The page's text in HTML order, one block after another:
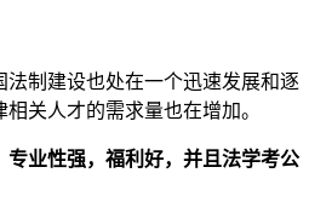
法制建设也处在一个迅速发展和逐
关人才的需求量也在增加。
专业性强，福利好，并且法学考公